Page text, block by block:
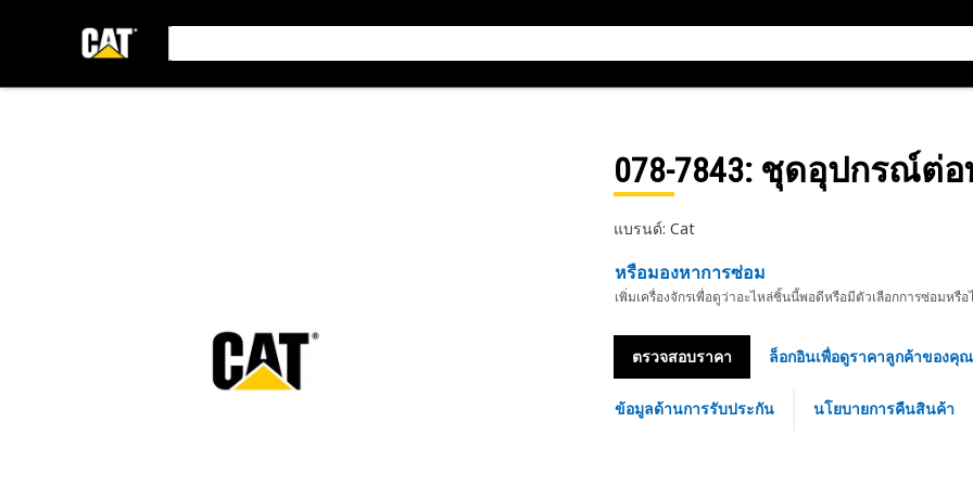
078-7843: ชุดอุปกรณ์ต่อ
แบรนด์: Cat
หรือมองหาการซ่อม
เพิ่มเครื่องจักรเพื่อดูว่าอะไหล่ชิ้นนี้พอดีหรือมีตัวเลือกการซ่อมหรือ
ตรวจสอบราคา ล็อกอินเพื่อดูราคาลูกค้าของคุณ
ข้อมูลด้านการรับประกัน นโยบายการคืนสินค้า